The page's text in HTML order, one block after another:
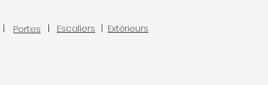
Portes Escaliers Extérieurs